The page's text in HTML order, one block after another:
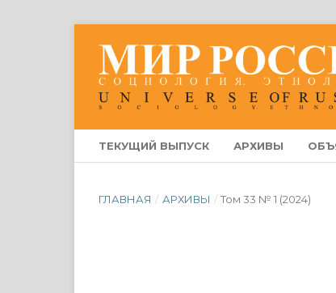
ТЕКУЩИЙ ВЫПУСК АРХИВЫ
ГЛАВНАЯ / АРХИВЫ / Том 33 № 1 (2024)